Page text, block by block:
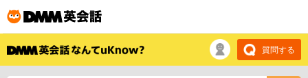
質問する